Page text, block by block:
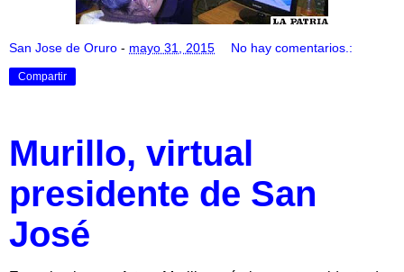
San Jose de Oruro - mayo 31, 2015 No hay comentarios.:
Compartir
Murillo, virtual
presidente de San
José